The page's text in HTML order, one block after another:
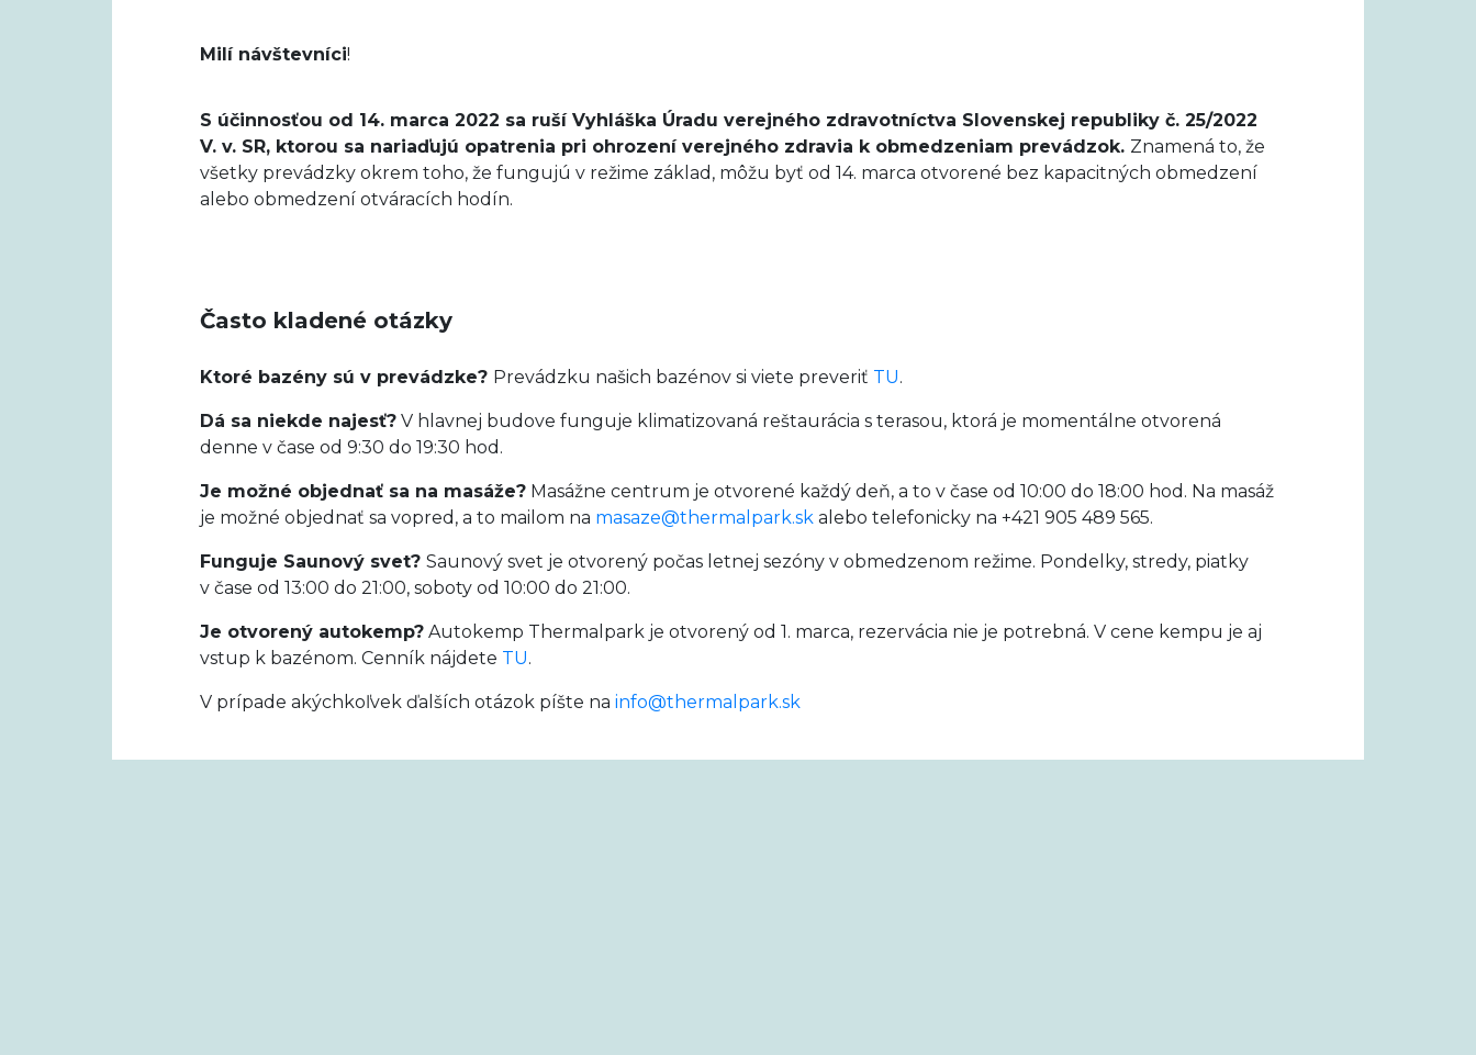
Milí návštevníci!
S účinnosťou od 14. marca 2022 sa ruší Vyhláška Úradu verejného zdravotníctva Slovenskej republiky č. 25/2022
V. v. SR, ktorou sa nariaďujú opatrenia pri ohrození verejného zdravia k obmedzeniam prevádzok. Znamená to, že
všetky prevádzky okrem toho, že fungujú v režime základ, môžu byť od 14. marca otvorené bez kapacitných obmedzení
alebo obmedzení otváracích hodín.
Často kladené otázky
Ktoré bazény sú v prevádzke? Prevádzku našich bazénov si viete preveriť TU.
Dá sa niekde najesť?V hlavnej budove funguje klimatizovaná reštaurácia s terasou, ktorá je momentálne otvorená
denne v čase od 9:30 do 19:30 hod.
Je možné objednať sa na masáže?Masážne centrum je otvorené každý deň, a to v čase od 10:00 do 18:00 hod. Na masáž
je možné objednať sa vopred, a to mailom na masaze@thermalpark.sk alebo telefonicky na +421 905 489 565.
Funguje Saunový svet? Saunový svet je otvorený počas letnej sezóny v obmedzenom režime. Pondelky, stredy, piatky
v čase od 13:00 do 21:00, soboty od 10:00 do 21:00.
Je otvorený autokemp?Autokemp Thermalpark je otvorený od 1. marca, rezervácia nie je potrebná. V cene kempu je aj
vstup k bazénom. Cenník nájdete TU.
V prípade akýchkoľvek ďalších otázok píšte na info@thermalpark.sk